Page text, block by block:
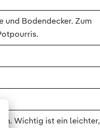
und Bodendecker. Zum
Wichtig ist ein leichter,